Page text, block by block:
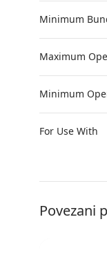
Minimum
Maximum
Minimum
For Use With
Povezani